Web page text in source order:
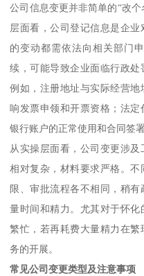
公司信息变更并非简单的“改
层面看，公司登记信息是企
的变动都需依法向相关部门
续，可能导致企业面临行政处
例如，注册地址与实际经营
响发票申领和开票资格；法
银行账户的正常使用和合同签署
从实操层面看，公司变更涉
相对复杂，材料要求严格。
限、审批流程各不相同，稍
量时间和精力。尤其对于怀
繁忙，若再耗费大量精力在
务的开展。
常见公司变更类型及注意事项